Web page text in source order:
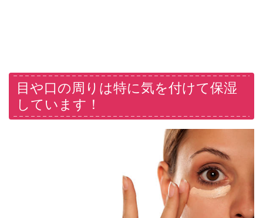
目や口の周りは特に気を付けて保湿
しています！